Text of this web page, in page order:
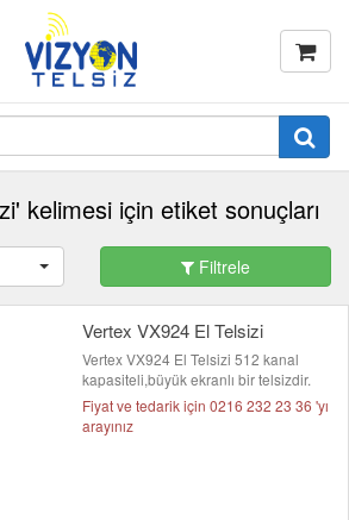
kelimesi için etiket sonuçları
Filtrele
Vertex VX924 El Telsizi
Vertex VX924 El Telsizi 512 kanal
kapasiteli,büyük ekranlı bir telsizdir.
Fiyat ve tedarik için 0216 232 23 36 'yı
arayınız